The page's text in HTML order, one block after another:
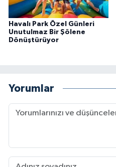
Havalı Park Özel Günleri
Unutulmaz Bir Şölene
Dönüştürüyor
Yorumlar